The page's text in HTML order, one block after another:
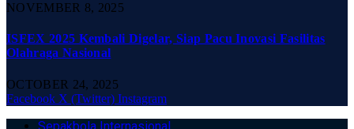
NOVEMBER 8, 2025
ISFEX 2025 Kembali Digelar, Siap Pacu Inovasi Fasilitas
Olahraga Nasional
OCTOBER 24, 2025
Facebook X (Twitter) Instagram
Sepakbola Internasional